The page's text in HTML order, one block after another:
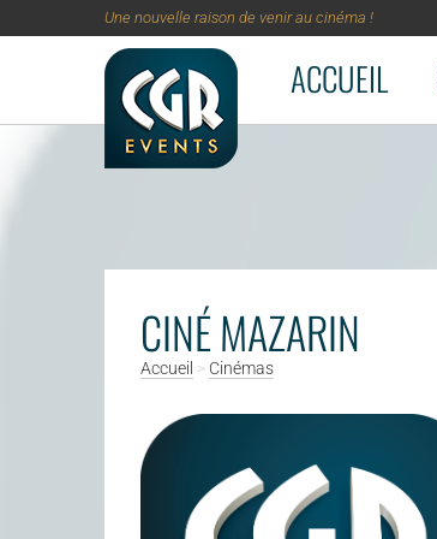
Aller au contenu principal
Une nouvelle raison de venir au cinéma !
ACCUEIL
CINÉ MAZARIN
Accueil > Cinémas